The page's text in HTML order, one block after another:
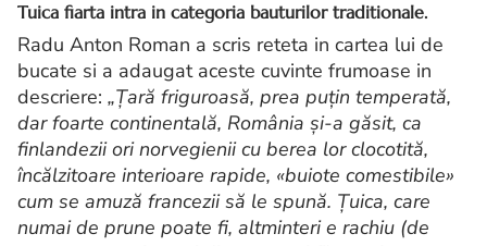
Tuica fiarta intra in categoria bauturilor traditionale.
Radu Anton Roman a scris reteta in cartea lui de
bucate si a adaugat aceste cuvinte frumoase in
descriere: „Ţară friguroasă, prea puţin temperată,
dar foarte continentală, România şi-a găsit, ca
finlandezii ori norvegienii cu berea lor clocotită,
încălzitoare interioare rapide, «buiote comestibile»
cum se amuză francezii să le spună. Ţuica, care
numai de prune poate fi, altminteri e rachiu (de